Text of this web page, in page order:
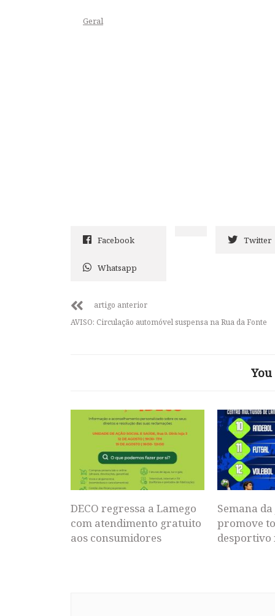
Geral
Facebook Twitter
Whatsapp
artigo anterior
AVISO: Circulação automóvel suspensa na Rua da Fonte
DECO regressa a Lamego
com atendimento gratuito
aos consumidores
Semana
promove